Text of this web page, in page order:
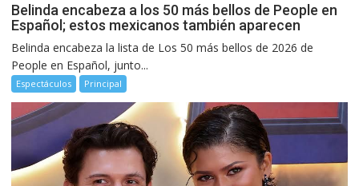
Belinda encabeza a los 50 más bellos de People en
Español; estos mexicanos también aparecen
Belinda encabeza la lista de Los 50 más bellos de 2026 de
People en Español, junto...
Espectáculos Principal